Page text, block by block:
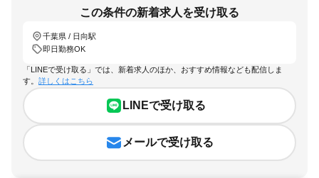
この条件の新着求人を受け取る
千葉県 / 日向駅
即日勤務OK
「LINEで受け取る」では、新着求人のほか、おすすめ情報なども配信しま
す。 詳しくはこちら
LINEで受け取る
メールで受け取る